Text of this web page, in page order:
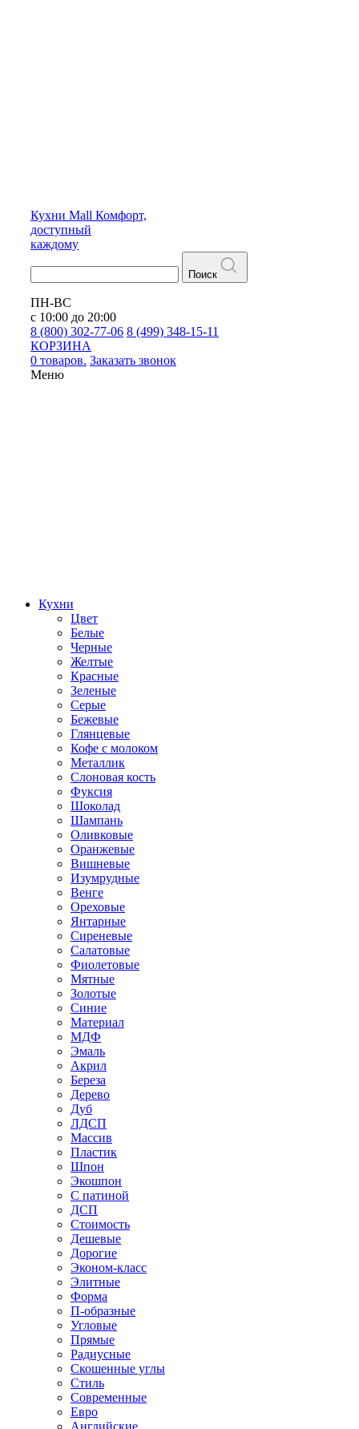
Кухни Mall Комфорт,
доступный
каждому
Поиск
ПН-ВС
с 10:00 до 20:00
8 (800) 302-77-06 8 (499) 348-15-11
КОРЗИНА
0 товаров. Заказать звонок
Меню
Кухни
Цвет
Белые
Черные
Желтые
Красные
Зеленые
Серые
Бежевые
Глянцевые
Кофе с молоком
Металлик
Слоновая кость
Фуксия
Шоколад
Шампань
Оливковые
Оранжевые
Вишневые
Изумрудные
Венге
Ореховые
Янтарные
Сиреневые
Салатовые
Фиолетовые
Мятные
Золотые
Синие
Материал
МДФ
Эмаль
Акрил
Береза
Дерево
Дуб
ЛДСП
Массив
Пластик
Шпон
Экошпон
С патиной
ДСП
Стоимость
Дешевые
Дорогие
Эконом-класс
Элитные
Форма
П-образные
Угловые
Прямые
Радиусные
Скошенные углы
Стиль
Современные
Евро
Английские